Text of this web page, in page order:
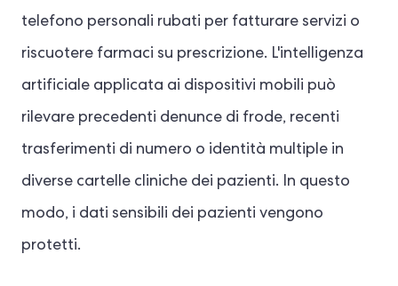
telefono personali rubati per fatturare servizi o
riscuotere farmaci su prescrizione. L'intelligenza
artificiale applicata ai dispositivi mobili può
rilevare precedenti denunce di frode, recenti
trasferimenti di numero o identità multiple in
diverse cartelle cliniche dei pazienti. In questo
modo, i dati sensibili dei pazienti vengono
protetti.